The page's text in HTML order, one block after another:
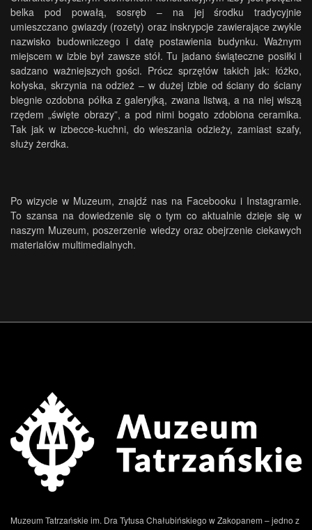
belka pod powałą, sosręb – na jej środku tradycyjnie
umieszczano gwiazdy (rozety) oraz inskrypcje zawierające zwykle
nazwisko budowniczego i datę postawienia budynku. Ważnym
miejscem w izbie był zawsze stół. Tu jadano świąteczne posiłki i
sadzano ważniejszych gości. Prócz sprzętów takich jak: łóżko,
kołyska, skrzynia na odzież – w dużej izbie od ściany do ściany
biegnie ozdobna półka z galeryjką, zwana listwą, a na niej wiszą
rzędem „święte obrazy”, a pod nimi bogato zdobiona ceramika.
Tak jak w izbecce-kuchni, do wieszania odzieży, zamiast szafy,
służy żerdka.
Po wizycie w Muzeum, znajdź nas na Facebooku i Instagramie.
To szansa na dowiedzenie się o tym co aktualnie dzieje się w
naszym Muzeum, poszerzenie wiedzy oraz obejrzenie ciekawych
materiałów multimedialnych.
Muzeum Tatrzańskie im. Dra Tytusa Chałubińskiego w Zakopanem – jedno z